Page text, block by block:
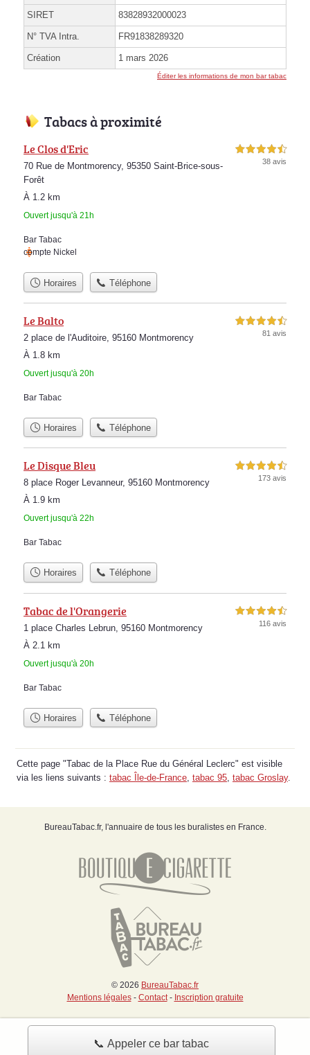
📞 Appeler ce bar tabac
SIRET 83828932000023
N° TVA Intra. FR91838289320
Création 1 mars 2026
Éditer les informations de mon bar tabac
Tabacs à proximité
Le Clos d'Eric
70 Rue de Montmorency, 95350 Saint-Brice-sous-
Forêt
À 1.2 km
Ouvert jusqu'à 21h
4,5 étoiles sur 5
38 avis
Bar Tabac
compte Nickel
Horaires Téléphone
Le Balto
2 place de l'Auditoire, 95160 Montmorency
À 1.8 km
Ouvert jusqu'à 20h
4,5 étoiles sur 5
81 avis
Bar Tabac
Horaires Téléphone
Le Disque Bleu
8 place Roger Levanneur, 95160 Montmorency
À 1.9 km
Ouvert jusqu'à 22h
4,5 étoiles sur 5
173 avis
Bar Tabac
Horaires Téléphone
Tabac de l'Orangerie
1 place Charles Lebrun, 95160 Montmorency
À 2.1 km
Ouvert jusqu'à 20h
4,5 étoiles sur 5
116 avis
Bar Tabac
Horaires Téléphone
Cette page "Tabac de la Place Rue du Général Leclerc" est visible
via les liens suivants : tabac Île-de-France tabac 95 tabac Groslay.
BureauTabac.fr, l'annuaire de tous les buralistes en France.
© 2026 BureauTabac.fr
Mentions légales- Contact- Inscription gratuite